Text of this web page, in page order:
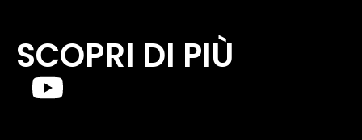
SCOPRI DI PIÙ